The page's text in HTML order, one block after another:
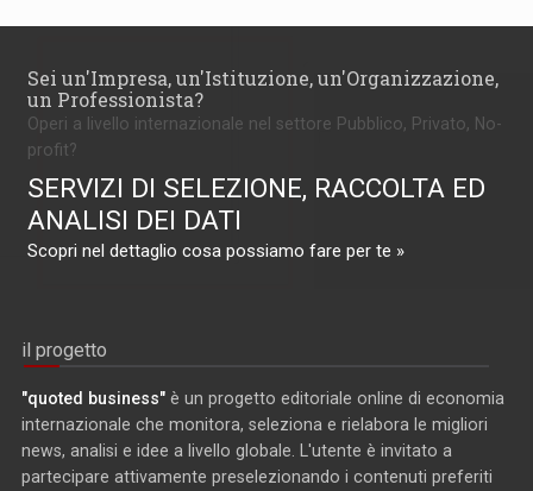
Sei un'Impresa, un'Istituzione, un'Organizzazione,
un Professionista?
Operi a livello internazionale nel settore Pubblico, Privato, No-
profit?
SERVIZI DI SELEZIONE, RACCOLTA ED
ANALISI DEI DATI
Scopri nel dettaglio cosa possiamo fare per te »
il progetto
"quoted business" è un progetto editoriale online di economia
internazionale che monitora, seleziona e rielabora le migliori
news, analisi e idee a livello globale. L'utente è invitato a
partecipare attivamente preselezionando i contenuti preferiti